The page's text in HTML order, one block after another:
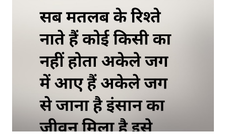
चैन कहां आता है तेरी एक हंसी से हर गम दूर चला जाता है तू मेरी चाहत, तू मेरा
अरमान है अब यह कुछ पल का रिश्ता नहीं है बल्कि उम्र भर का नाता है। 5. लेटेस्ट
लव शायरी इन हिंदी तेरे बिना जिंदगी में सब कुछ अधूरा लगता है तेरी एक हंसी से
सभी मुश्किलें दूर होती है तुम मेरी ख्वा...